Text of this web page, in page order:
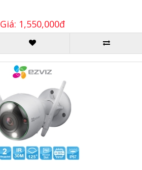
Giá: 1,550,000đ